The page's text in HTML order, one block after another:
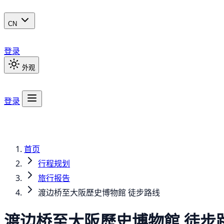
CN
登录
外观
登录
首页
行程规划
旅行报告
渡边桥至大阪歷史博物館 徒步路线